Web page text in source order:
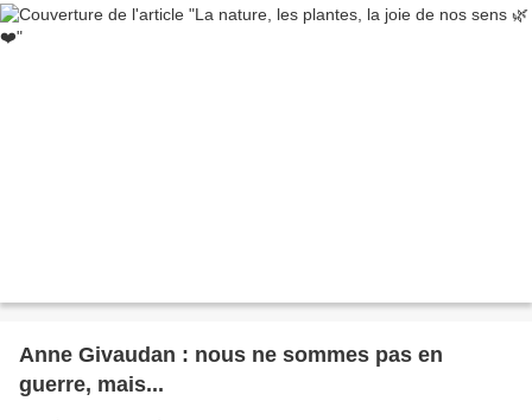
Anne Givaudan : nous ne sommes pas en
guerre, mais...